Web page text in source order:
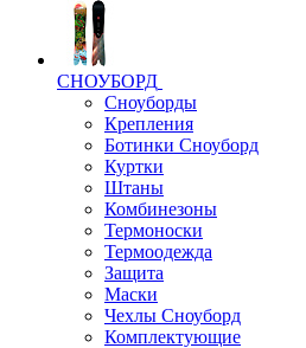
СНОУБОРД
Сноуборды
Крепления
Ботинки Сноуборд
Куртки
Штаны
Комбинезоны
Термоноски
Термоодежда
Защита
Маски
Чехлы Сноуборд
Комплектующие